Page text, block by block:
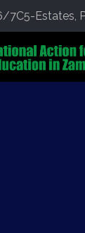
7C5-Estates,